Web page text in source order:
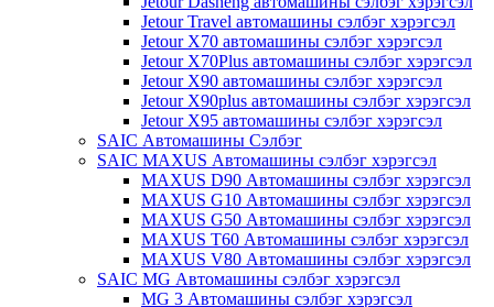
Jetour Travel автомашины сэлбэг хэрэгсэл
Jetour X70 автомашины сэлбэг хэрэгсэл
Jetour X70Plus автомашины сэлбэг хэрэгсэл
Jetour X90 автомашины сэлбэг хэрэгсэл
Jetour X90plus автомашины сэлбэг хэрэгсэл
Jetour X95 автомашины сэлбэг хэрэгсэл
SAIC Автомашины Сэлбэг
SAIC MAXUS Автомашины сэлбэг хэрэгсэл
MAXUS D90 Автомашины сэлбэг хэрэгсэл
MAXUS G10 Автомашины сэлбэг хэрэгсэл
MAXUS G50 Автомашины сэлбэг хэрэгсэл
MAXUS T60 Автомашины сэлбэг хэрэгсэл
MAXUS V80 Автомашины сэлбэг хэрэгсэл
SAIC MG Автомашины сэлбэг хэрэгсэл
MG 3 Автомашины сэлбэг хэрэгсэл